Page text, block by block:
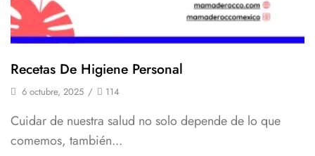
Recetas De Higiene Personal
6 octubre, 2025 / 114
Cuidar de nuestra salud no solo depende de lo que
comemos, también...